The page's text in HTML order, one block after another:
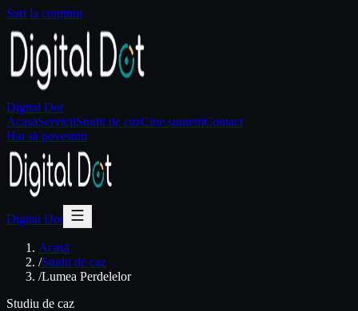
Sari la conținut
Digital Dot
AcasăServiciiStudii de cazCine suntemContact
Hai să povestim
Digital Dot
Acasă
/Studii de caz
/Lumea Perdelelor
Studiu de caz